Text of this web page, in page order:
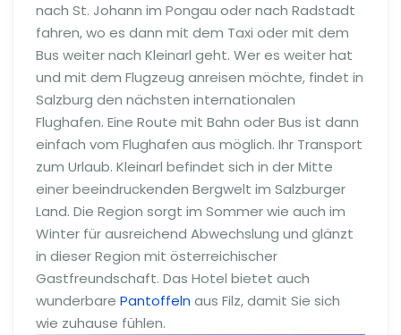
nach St. Johann im Pongau oder nach Radstadt
fahren, wo es dann mit dem Taxi oder mit dem
Bus weiter nach Kleinarl geht. Wer es weiter hat
und mit dem Flugzeug anreisen möchte, findet in
Salzburg den nächsten internationalen
Flughafen. Eine Route mit Bahn oder Bus ist dann
einfach vom Flughafen aus möglich. Ihr Transport
zum Urlaub. Kleinarl befindet sich in der Mitte
einer beeindruckenden Bergwelt im Salzburger
Land. Die Region sorgt im Sommer wie auch im
Winter für ausreichend Abwechslung und glänzt
in dieser Region mit österreichischer
Gastfreundschaft. Das Hotel bietet auch
wunderbare Pantoffeln aus Filz, damit Sie sich
wie zuhause fühlen.